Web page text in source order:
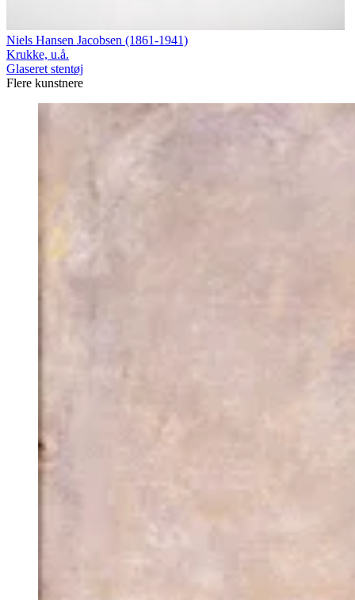
Niels Hansen Jacobsen (1861-1941)
Krukke, u.å.
Glaseret stentøj
Flere kunstnere